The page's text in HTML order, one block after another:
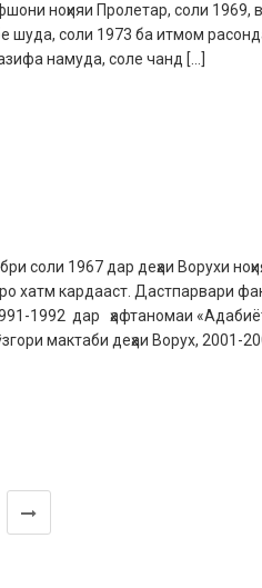
ноҳияи Пролетар, соли 1969,
соли 1973 ба итмом
намуда, соле чанд […]
соли 1967 дар деҳаи Ворухи
хатм кардааст. Дастпарвари
1992 дар ҳафтаномаи
мактаби деҳаи Ворух, 2001-